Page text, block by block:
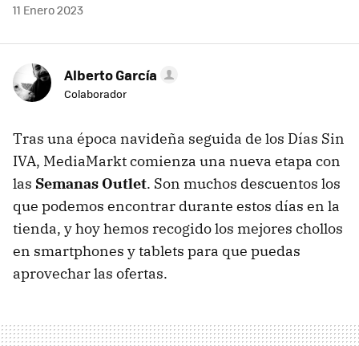
11 Enero 2023
Alberto García
Colaborador
Tras una época navideña seguida de los Días Sin
IVA, MediaMarkt comienza una nueva etapa con
las Semanas Outlet. Son muchos descuentos los
que podemos encontrar durante estos días en la
tienda, y hoy hemos recogido los mejores chollos
en smartphones y tablets para que puedas
aprovechar las ofertas.